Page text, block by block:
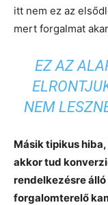
itt nem ez az
mert forgalmat
EZ AZ
NEM
Másik tipikus
akkor tud
rendelkezésre
forgalomterelő